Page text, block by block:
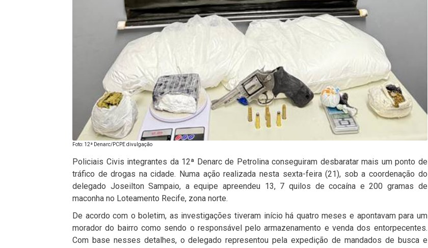
Foto: 12ª Denarc/PCPE divulgação
Policiais Civis integrantes da 12ª Denarc de Petrolina conseguiram desbaratar mais um ponto de
tráfico de drogas na cidade. Numa ação realizada nesta sexta-feira (21), sob a coordenação do
delegado Joseilton Sampaio, a equipe apreendeu 13, 7 quilos de cocaína e 200 gramas de
maconha no Loteamento Recife, zona norte.
De acordo com o boletim, as investigações tiveram início há quatro meses e apontavam para um
morador do bairro como sendo o responsável pelo armazenamento e venda dos entorpecentes.
Com base nesses detalhes, o delegado representou pela expedição de mandados de busca e